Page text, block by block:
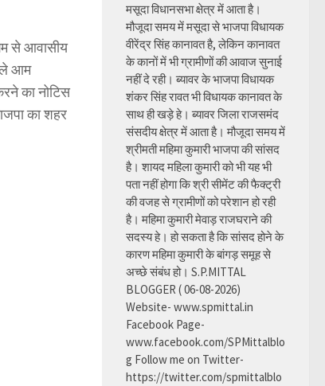
से आवासीय
आम
का नोटिस
का शहर
मसूदा विधानसभा क्षेत्र में आता है।
मौजूदा समय में मसूदा से भाजपा विधायक
वीरेंद्र सिंह कानावत है, लेकिन कानावत
के कानों में भी ग्रामीणों की आवाज सुनाई
नहीं दे रही। ब्यावर के भाजपा विधायक
शंकर सिंह रावत भी विधायक कानावत के
साथ ही खड़े हे। ब्यावर जिला राजसमंद
संसदीय क्षेत्र में आता है। मौजूदा समय में
श्रीमती महिमा कुमारी भाजपा की सांसद
है। शायद महिला कुमारी को भी यह भी
पता नहीं होगा कि श्री सीमेंट की फैक्ट्री
की वजह से ग्रामीणों को परेशान हो रही
है। महिमा कुमारी मेवाड़ राजघराने की
सदस्य हे। हो सकता है कि सांसद होने के
कारण महिमा कुमारी के बांगड़ समूह से
अच्छे संबंध हो। S.P.MITTAL
BLOGGER ( 06-08-2026)
Website- www.spmittal.in
Facebook Page-
www.facebook.com/SPMittalblo
g Follow me on Twitter-
https://twitter.com/spmittalblo